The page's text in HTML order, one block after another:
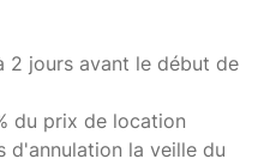
2 jours avant le début de
du prix de location
d'annulation la veille du